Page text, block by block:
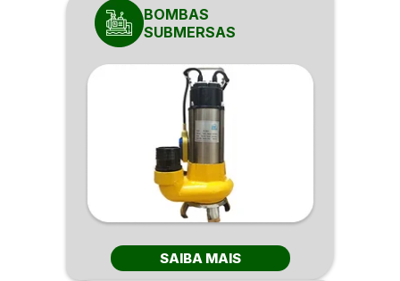
BOMBAS
SUBMERSAS
SAIBA MAIS